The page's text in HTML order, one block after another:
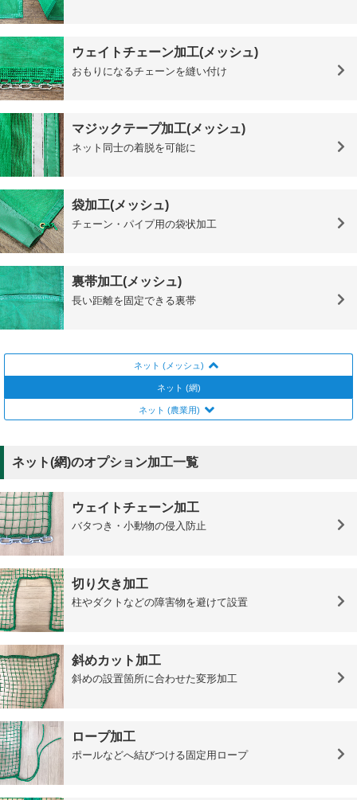
ウェイトチェーン加工(メッシュ)
おもりになるチェーンを縫い付け
マジックテープ加工(メッシュ)
ネット同士の着脱を可能に
袋加工(メッシュ)
チェーン・パイプ用の袋状加工
裏帯加工(メッシュ)
長い距離を固定できる裏帯
ネット (メッシュ)
ネット (網)
ネット (農業用)
ネット(網)のオプション加工一覧
ウェイトチェーン加工
バタつき・小動物の侵入防止
切り欠き加工
柱やダクトなどの障害物を避けて設置
斜めカット加工
斜めの設置箇所に合わせた変形加工
ロープ加工
ポールなどへ結びつける固定用ロープ